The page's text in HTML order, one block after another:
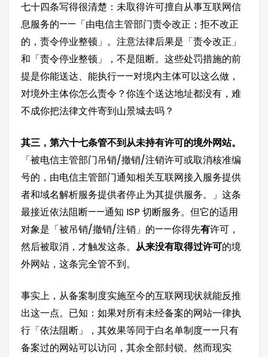
七十四条写得很清楚：未取得许可擅自从事互联网信
息服务的——「由电信主管部门责令改正；拒不改正
的，责令停业整顿」。注意法律后果是「责令改正」
和「责令停业整顿」，不是阻断。这些处罚措施的前
提是你能送达、能执行——对境内主体可以这么做，
对境外主体你怎么责令？你连个送达地址都没有，难
不成你把法律文件寄到山景城去吗？
其三，第六十七条管不到从未持有许可的境外网站。
「被电信主管部门吊销/撤销/注销许可或取消核准编
号的，由电信主管部门通知相关互联网接入服务提供
者和域名解析服务提供者停止为其提供服务。」这条
最接近依法阻断——通知 ISP 切断服务。但它的适用
对象是「被吊销/撤销/注销」的——你得先有许可，
然后被取消，才触发这条。 从来没有取得过许可的境
外网站，这条完全管不到。
事实上，从备案制度实施至今的互联网现状就能反推
出这一点。已知：如果对所有未经备案的网站一律执
行「依法阻断」，其效果等同于白名单制度——只有
备案过的网站可以访问，其余全部封锁。然而现实